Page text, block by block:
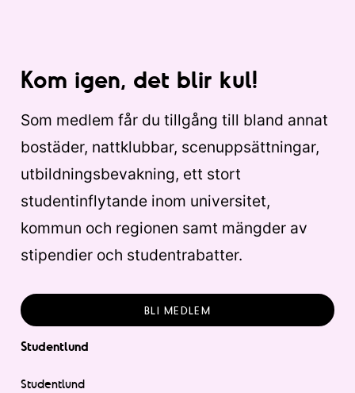
Kom igen, det blir kul!
Som medlem får du tillgång till bland annat
bostäder, nattklubbar, scenuppsättningar,
utbildningsbevakning, ett stort
studentinflytande inom universitet,
kommun och regionen samt mängder av
stipendier och studentrabatter.
BLI MEDLEM
Studentlund
Studentlund